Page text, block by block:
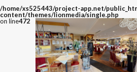
/home/xs525443/project-app.net/
content/themes/lionmedia/single.php
on line472